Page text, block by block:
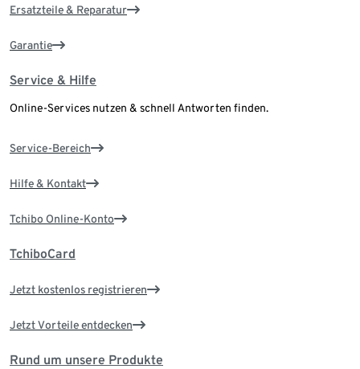
Ersatzteile & Reparatur
Garantie
Service & Hilfe
Online-Services nutzen & schnell Antworten finden.
Service-Bereich
Hilfe & Kontakt
Tchibo Online-Konto
TchiboCard
Jetzt kostenlos registrieren
Jetzt Vorteile entdecken
Rund um unsere Produkte